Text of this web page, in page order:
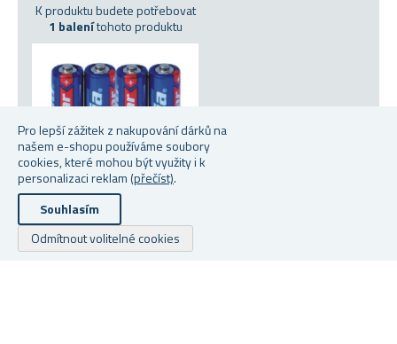
Pro lepší zážitek z nakupování dárků na
našem e-shopu používáme soubory
cookies, které mohou být využity i k
personalizaci reklam (přečíst).
Souhlasím
Odmítnout volitelné cookies
K produktu budete potřebovat
1 balenítohoto produktu
MIKROTUŽKOVÁ BATERIE
AAA 4KS